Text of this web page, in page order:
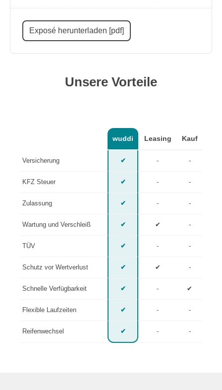
Exposé herunterladen [pdf]
Unsere Vorteile
wuddi Leasing Kauf
Versicherung ✔ - -
KFZ Steuer ✔ - -
Zulassung ✔ - -
Wartung und Verschleiß ✔ ✔ -
TÜV ✔ - -
Schutz vor Wertverlust ✔ ✔ -
Schnelle Verfügbarkeit ✔ - ✔
Flexible Laufzeiten ✔ - -
Reifenwechsel ✔ - -